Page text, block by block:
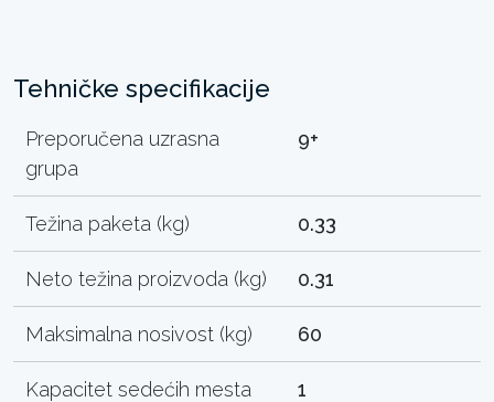
Tehničke specifikacije
Preporučena uzrasna
grupa
9+
Težina paketa (kg) 0.33
Neto težina proizvoda (kg) 0.31
Maksimalna nosivost (kg) 60
Kapacitet sedećih mesta 1